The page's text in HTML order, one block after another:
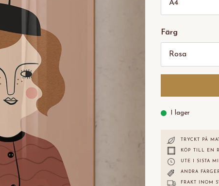
Färg
I lager
TRYCKT PÅ
KÖP TILL EN
UTE I SISTA
ANDRA
FRAKT INOM